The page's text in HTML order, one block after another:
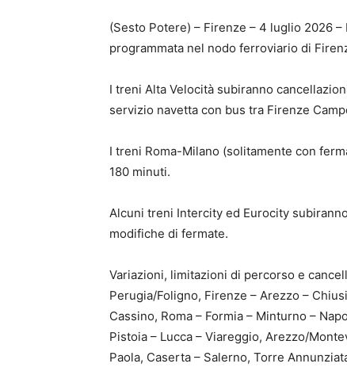
(Sesto Potere) – Firenze – 4 luglio 2026
programmata nel nodo ferroviario di
I treni Alta Velocità subiranno
servizio navetta con bus tra Firenze
I treni Roma-Milano (solitamente con
180 minuti.
Alcuni treni Intercity ed Eurocity
modifiche di fermate.
Variazioni, limitazioni di percorso e
Perugia/Foligno, Firenze – Arezzo –
Cassino, Roma – Formia – Minturno –
Pistoia – Lucca – Viareggio, Arezzo/
Paola, Caserta – Salerno, Torre